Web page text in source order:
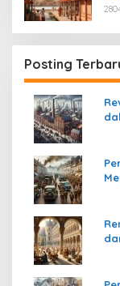
Posting